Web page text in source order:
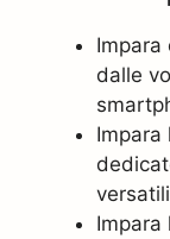
Impara
dalle
Impara
Impara